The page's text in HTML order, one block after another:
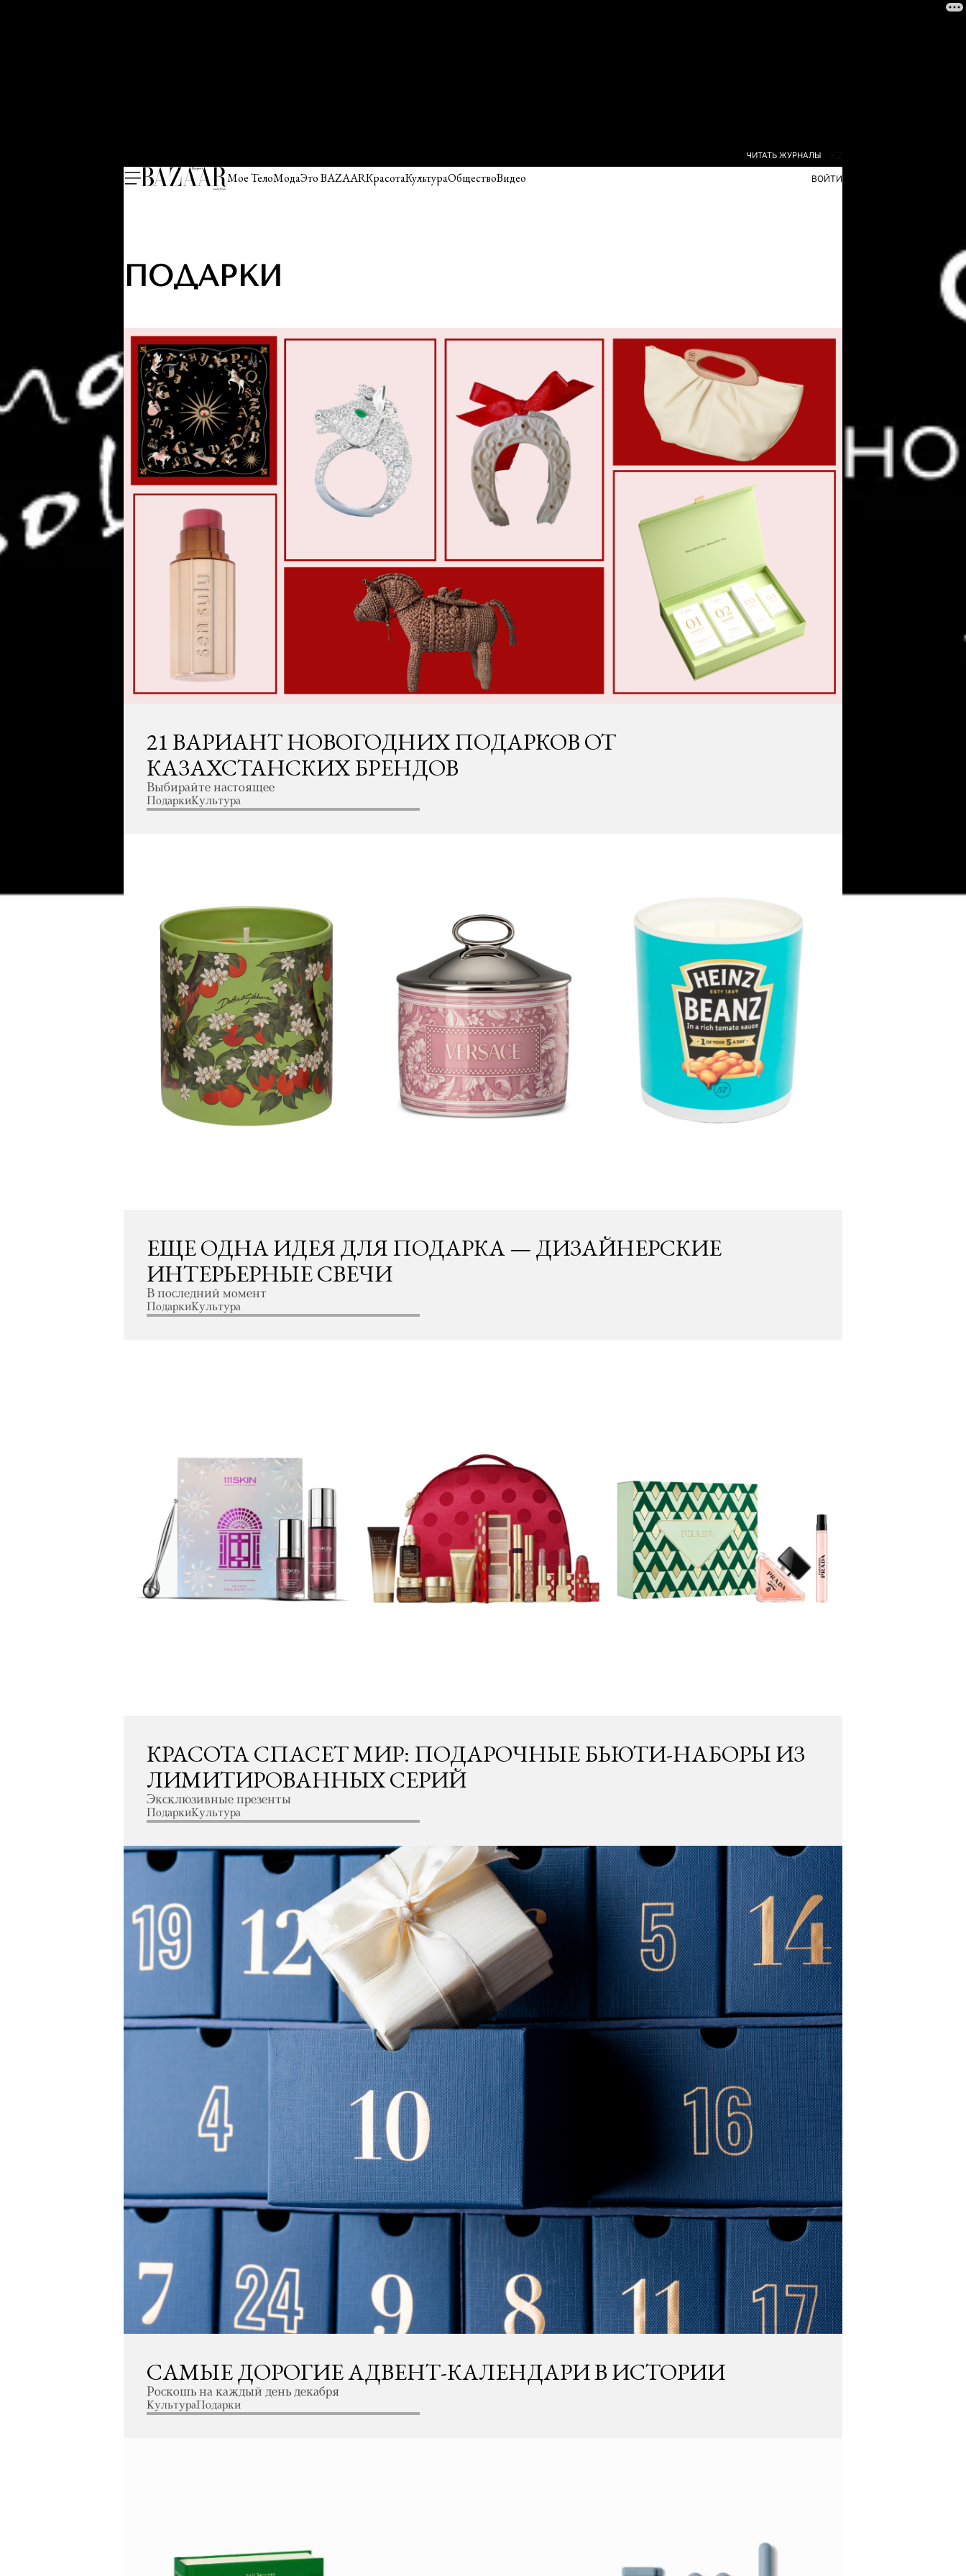
ЧИТАТЬ ЖУРНАЛЫ
Мое ТелоМодаЭто BAZAARКрасотаКультураОбществоВидео ВОЙТИ
ПОДАРКИ
21 ВАРИАНТ НОВОГОДНИХ ПОДАРКОВ ОТ
КАЗАХСТАНСКИХ БРЕНДОВ
Выбирайте настоящее
Культура
Подарки
ЕЩЕ ОДНА ИДЕЯ ДЛЯ ПОДАРКА — ДИЗАЙНЕРСКИЕ
ИНТЕРЬЕРНЫЕ СВЕЧИ
В последний момент
Культура
Подарки
КРАСОТА СПАСЕТ МИР: ПОДАРОЧНЫЕ БЬЮТИ-НАБОРЫ ИЗ
ЛИМИТИРОВАННЫХ СЕРИЙ
Эксклюзивные презенты
Культура
Подарки
CАМЫЕ ДОРОГИЕ АДВЕНТ-КАЛЕНДАРИ В ИСТОРИИ
Роскошь на каждый день декабря
Подарки
Культура